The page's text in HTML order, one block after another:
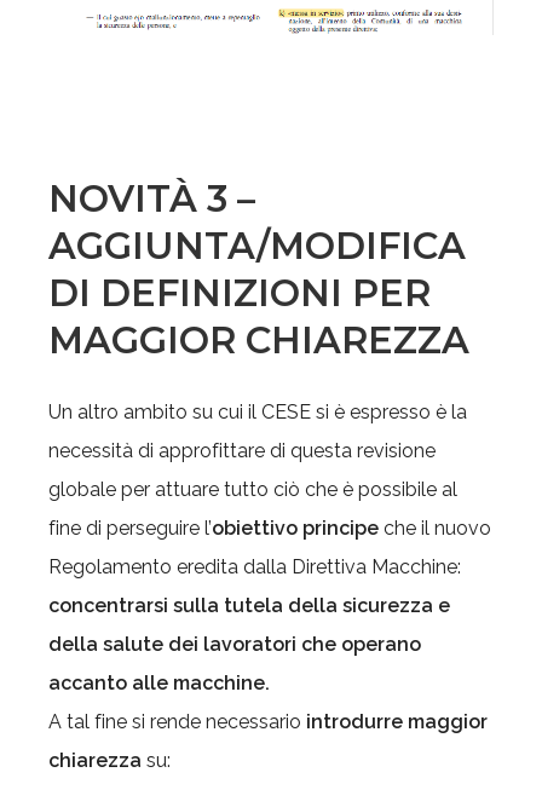
NOVITÀ 3 –
AGGIUNTA/MODIFICA
DI DEFINIZIONI PER
MAGGIOR CHIAREZZA
Un altro ambito su cui il CESE si è espresso è la
necessità di approfittare di questa revisione
globale per attuare tutto ciò che è possibile al
fine di perseguire l’obiettivo principe che il nuovo
Regolamento eredita dalla Direttiva Macchine:
concentrarsi sulla tutela della sicurezza e
della salute dei lavoratori che operano
accanto alle macchine.
A tal fine si rende necessario introdurre maggior
chiarezza su: